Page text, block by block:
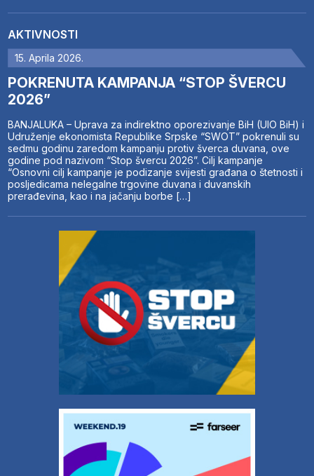
AKTIVNOSTI
15. Aprila 2026.
POKRENUTA KAMPANJA “STOP ŠVERCU
2026”
BANJALUKA – Uprava za indirektno oporezivanje BiH (UIO BiH) i
Udruženje ekonomista Republike Srpske “SWOT” pokrenuli su
sedmu godinu zaredom kampanju protiv šverca duvana, ove
godine pod nazivom “Stop švercu 2026”. Cilj kampanje
“Osnovni cilj kampanje je podizanje svijesti građana o štetnosti i
posljedicama nelegalne trgovine duvana i duvanskih
prerađevina, kao i na jačanju borbe […]